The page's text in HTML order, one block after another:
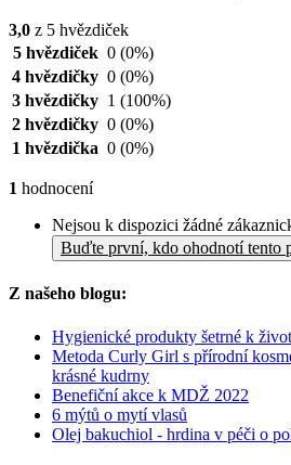
3,0 z 5 hvězdiček
5 hvězdiček 0 (0%)
4 hvězdičky 0 (0%)
3 hvězdičky 1 (100%)
2 hvězdičky 0 (0%)
1 hvězdička 0 (0%)
1 hodnocení
Nejsou k dispozici žádné
Buďte první, kdo ohodnotí tento
Z našeho blogu:
Hygienické produkty šetrné k
Metoda Curly Girl s přírodní
krásné kudrny
Benefiční akce k MDŽ 2022
6 mýtů o mytí vlasů
Olej bakuchiol - hrdina v péči o